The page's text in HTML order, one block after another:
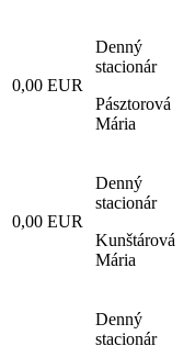
0,00 EUR
Denný
stacionár
Pásztorová
Mária
0,00 EUR
Denný
stacionár
Kunštárová
Mária
Denný
stacionár